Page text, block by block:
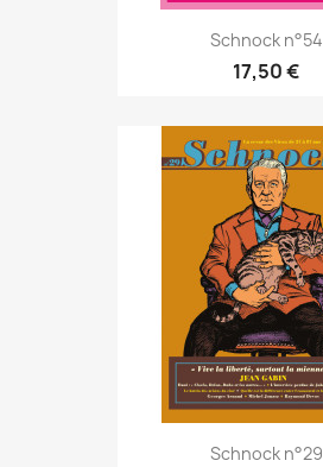
Schnock n°54
17,50 €
Schnock n°29